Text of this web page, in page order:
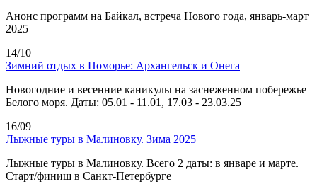
Анонс программ на Байкал, встреча Нового года, январь-март
2025
14/10
Зимний отдых в Поморье: Архангельск и Онега
Новогодние и весенние каникулы на заснеженном побережье
Белого моря. Даты: 05.01 - 11.01, 17.03 - 23.03.25
16/09
Лыжные туры в Малиновку. Зима 2025
Лыжные туры в Малиновку. Всего 2 даты: в январе и марте.
Старт/финиш в Санкт-Петербурге